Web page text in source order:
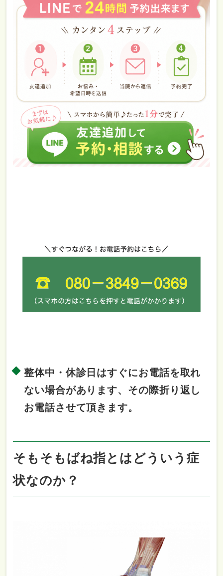
整体中・休診日はすぐにお電話を取れ
ない場合があります、その際折り返し
お電話させて頂きます。
そもそもばね指とはどういう症
状なのか？